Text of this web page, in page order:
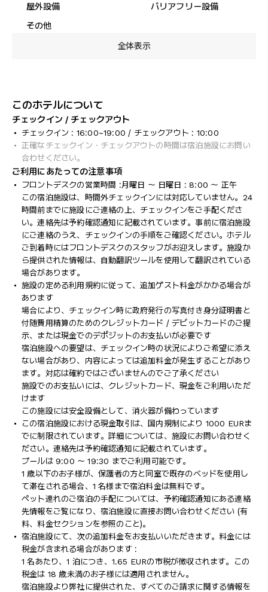
屋外設備
バリアフリー設備
その他
全体表示
このホテルについて
チェックイン / チェックアウト
チェックイン : 16:00~19:00 / チェックアウト : 10:00
正確なチェックイン・チェックアウトの時間は宿泊施設にお問い
合わせください。
ご利用にあたっての注意事項
フロントデスクの営業時間 :月曜日 ～ 日曜日 : 8:00 ～ 正午
この宿泊施設は、時間外チェックインには対応していません。24
時間前までに施設にご連絡の上、チェックインをご手配くださ
い。連絡先は予約確認通知に記載されています。事前に宿泊施設
にご連絡のうえ、チェックインの手順をご確認ください。ホテル
ご到着時にはフロントデスクのスタッフがお迎えします。施設か
ら提供された情報は、自動翻訳ツールを使用して翻訳されている
場合があります。
施設の定める利用規約に従って、追加ゲスト料金がかかる場合が
あります
場合により、チェックイン時に政府発行の写真付き身分証明書と
付随費用精算のためのクレジットカード / デビットカードのご提
示、または現金でのデポジットのお支払いが必要です
宿泊施設への要望は、チェックイン時の状況によりご希望に添え
ない場合があり、内容によっては追加料金が発生することがあり
ます。対応は確約ではございませんのでご了承ください
施設でのお支払いには、クレジットカード、現金をご利用いただ
けます
この施設には安全設備として、消火器が備わっています
この宿泊施設における現金取引は、国内規制により 1000 EURま
でに制限されています。詳細については、施設にお問い合わせく
ださい。連絡先は予約確認通知に記載されています。
プールは 9:00 ～ 19:30 までご利用可能です。
1 歳以下のお子様が、保護者の方と同室で既存のベッドを使用し
て滞在される場合、1 名様まで宿泊料金は無料です。
ペット連れのご宿泊の手配については、予約確認通知にある連絡
先情報をご覧になり、宿泊施設に直接お問い合わせください (有
料、料金セクションを参照のこと)。
宿泊施設にて、次の追加料金をお支払いいただきます。料金には
税金が含まれる場合があります :
1 名あたり、1 泊につき、1.65 EURの市税が徴収されます。この
税金は 18 歳未満のお子様には適用されません。
宿泊施設より弊社に提供された、すべてのご請求に関する情報を